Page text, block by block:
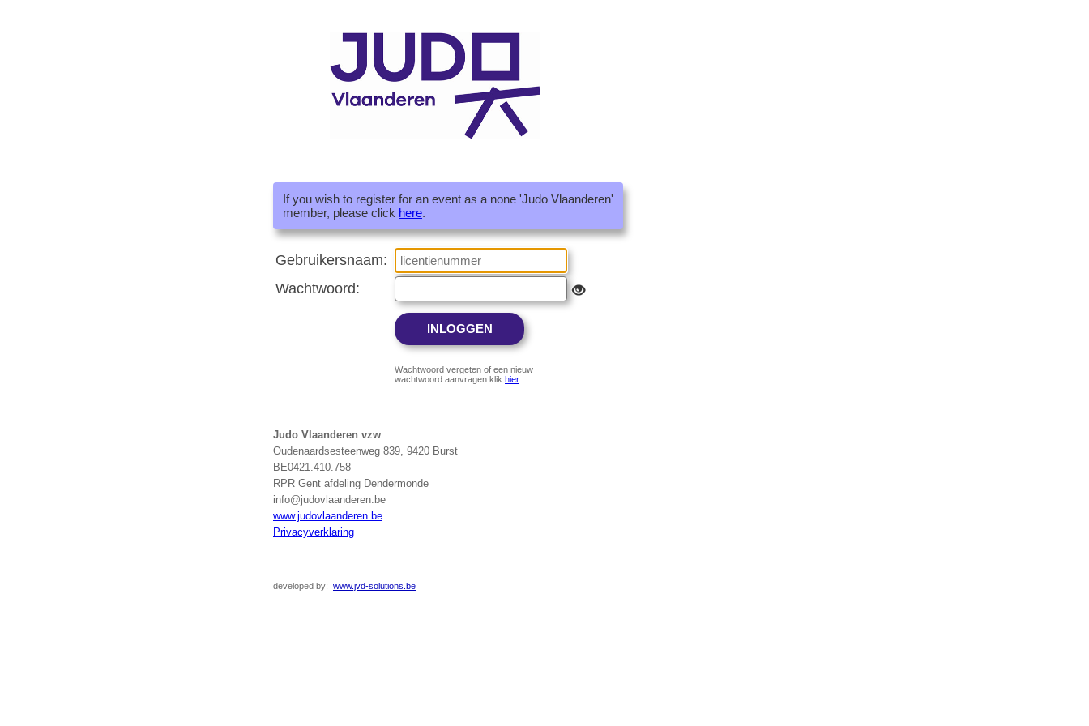
If you wish to register for an event as a none 'Judo Vlaanderen'
member, please click here.
Gebruikersnaam:
Wachtwoord:
Wachtwoord vergeten of een nieuw
wachtwoord aanvragen klik hier.
Judo Vlaanderen vzw
Oudenaardsesteenweg 839, 9420 Burst
BE0421.410.758
RPR Gent afdeling Dendermonde
info@judovlaanderen.be
www.judovlaanderen.be
Privacyverklaring
developed by: www.jvd-solutions.be